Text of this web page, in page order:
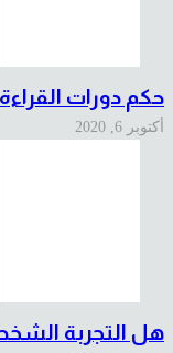
حكم دورات
أكتوبر 6, 2020
هل التجربة